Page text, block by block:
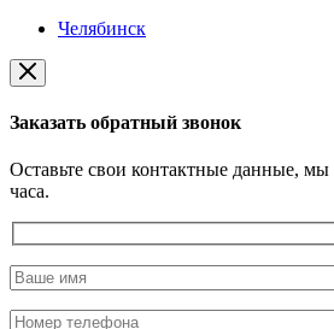
Челябинск
Заказать обратный звонок
Оставьте свои контактные данные, мы
часа.